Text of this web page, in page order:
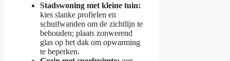
Stadswoning met kleine tuin:
kies slanke profielen en
schuifwanden om de zichtlijn te
behouden; plaats zonwerend
glas op het dak om opwarming
te beperken.